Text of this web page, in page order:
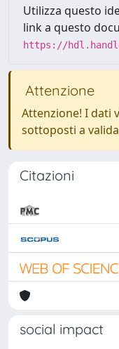
Utilizza questo
link a questo
https://
Attenzione
Attenzione! I dati
sottoposti a
Citazioni
social impact